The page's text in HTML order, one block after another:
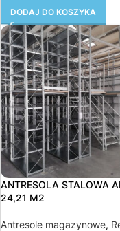
DODAJ DO KOSZYKA
ANTRESOLA STALOWA
24,21 M2
Antresole magazynowe,